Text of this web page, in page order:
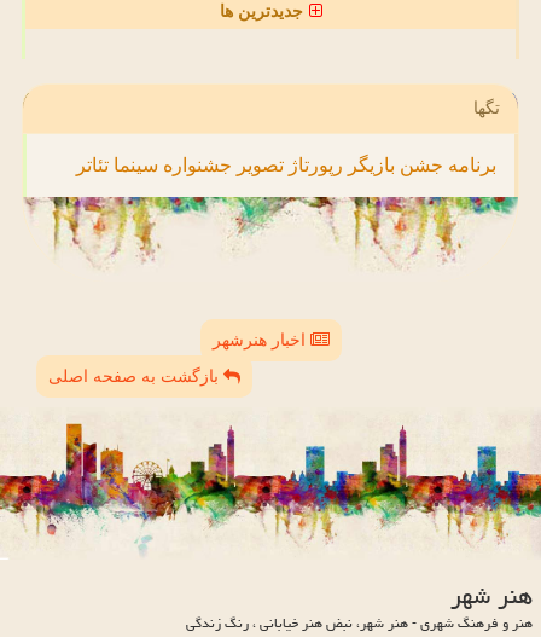
جدیدترین ها
تگها
برنامه جشن بازیگر رپورتاژ تصویر جشنواره سینما تئاتر
اخبار هنرشهر
بازگشت به صفحه اصلی
هنر شهر
هنر و فرهنگ شهری - هنر شهر، نبض هنر خیابانی ، رنگ زندگی